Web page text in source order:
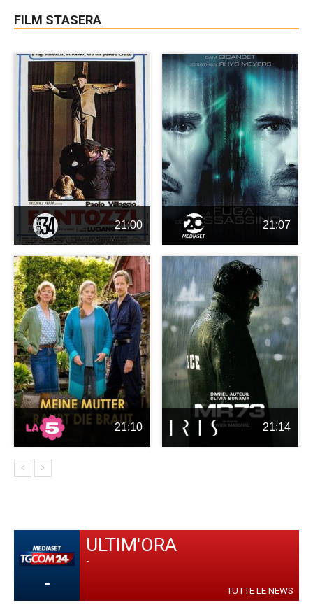
FILM STASERA
21:00 21:07
21:10 21:14
-
ULTIM'ORA
-
TUTTE LE NEWS